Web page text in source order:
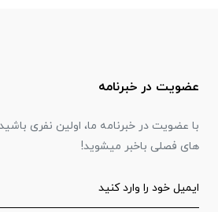
عضویت در خبرنامه
با عضویت در خبرنامه ما، اولین نفری
های فصلی باخبر میشوید!